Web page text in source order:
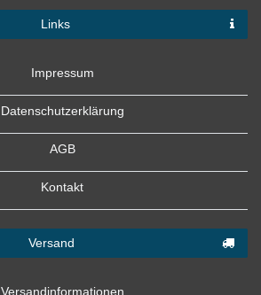
Links
Impressum
Datenschutzerklärung
AGB
Kontakt
Versand
Versandinformationen